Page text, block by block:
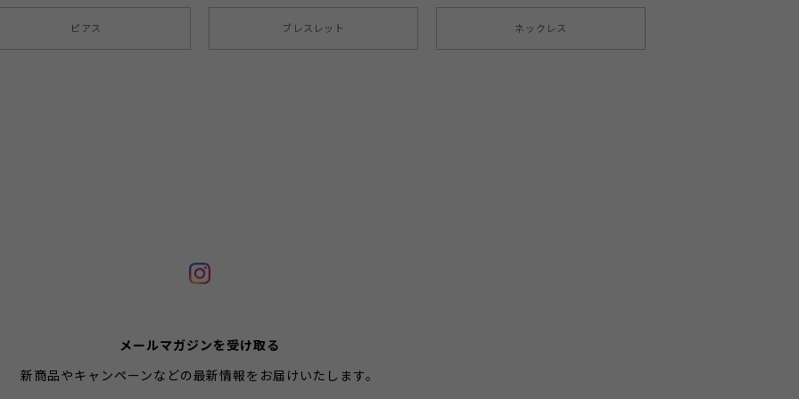
ピアス ブレスレット ネックレス
メールマガジンを受け取る
新商品やキャンペーンなどの最新情報をお届けいたします。